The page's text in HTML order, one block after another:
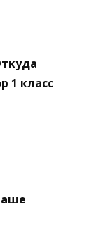
1 класс